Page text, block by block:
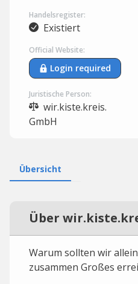
Handelsregister:
Existiert
Official Website:
Login required
Juristische Person:
wir.kiste.kreis.
GmbH
Übersicht
Über
Warum sollten wir
zusammen Großes